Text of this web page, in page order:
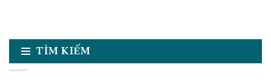
TÌM KIẾM